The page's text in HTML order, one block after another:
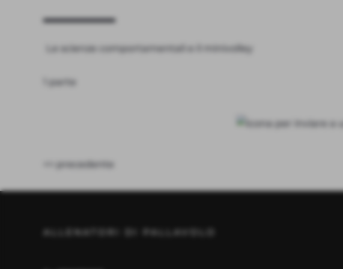
Le scienze comportamentali e il minivolley
1 parte
<< precedente
ALLENATORI DI PALLAVOLO